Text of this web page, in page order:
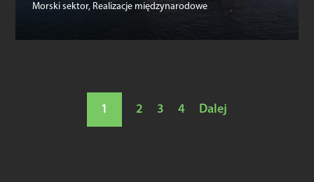
Morski sektor, Realizacje międzynarodowe
1 2 3 4 Dalej